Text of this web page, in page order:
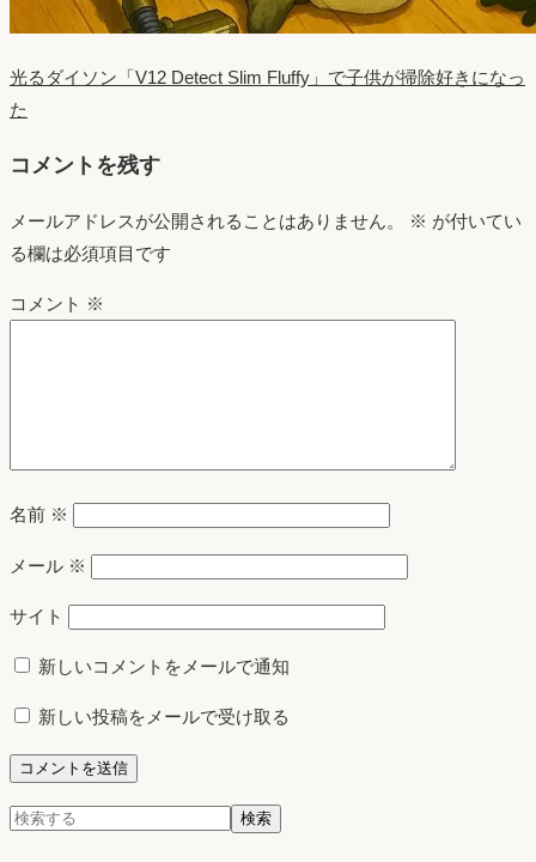
光るダイソン「V12 Detect Slim Fluffy」で子供が掃除好きになっ
た
コメントを残す
メールアドレスが公開されることはありません。 ※ が付いてい
る欄は必須項目です
コメント ※
名前 ※
メール ※
サイト
新しいコメントをメールで通知
新しい投稿をメールで受け取る
検
検索